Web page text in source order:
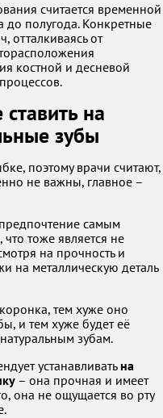
считается временной
до полугода. Конкретные
отталкиваясь от
костной и десневой
на
зубы
поэтому врачи считают,
не важны, главное –
самым
тоже является не
на прочность и
на металлическую деталь
тем хуже оно
и тем хуже будет её
зубам.
устанавливать на
– она прочная и имеет
она не ощущается во рту